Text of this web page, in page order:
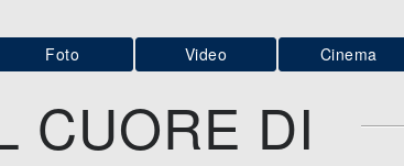
Foto Video Cinema
CUORE DI